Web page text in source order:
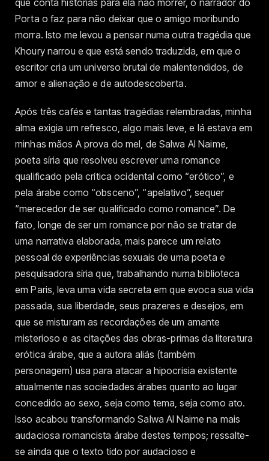
que conta histórias para ela não morrer, o narrador do
Porta o faz para não deixar que o amigo moribundo
morra. Isto me levou a pensar numa outra tragédia que
Khoury narrou e que está sendo traduzida, em que o
escritor cria um universo brutal de malentendidos, de
amor e alienação e de autodescoberta.
Após três cafés e tantas tragédias relembradas, minha
alma exigia um refresco, algo mais leve, e lá estava em
minhas mãos A prova do mel, de Salwa Al Naime,
poeta síria que resolveu escrever uma romance
qualificado pela crítica ocidental como “erótico”, e
pela árabe como “obsceno”, “apelativo”, sequer
“merecedor de ser qualificado como romance”. De
fato, longe de ser um romance por não se tratar de
uma narrativa elaborada, mais parece um relato
pessoal de experiências sexuais de uma poeta e
pesquisadora síria que, trabalhando numa biblioteca
em Paris, leva uma vida secreta em que evoca sua vida
passada, sua liberdade, seus prazeres e desejos, em
que se misturam as recordações de um amante
misterioso e as citações das obras-primas da literatura
erótica árabe, que a autora aliás (também
personagem) usa para atacar a hipocrisia existente
atualmente nas sociedades árabes quanto ao lugar
concedido ao sexo, seja como tema, seja como ato.
Isso acabou transformando Salwa Al Naime na mais
audaciosa romancista árabe destes tempos; ressalte-
se ainda que o texto tido por audacioso e